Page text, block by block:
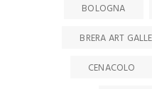
BOLOGNA
BRERA ART
CENACOLO